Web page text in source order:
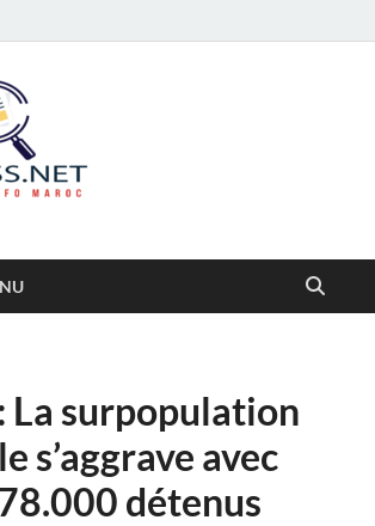
La surpopulation
s’aggrave avec
détenus